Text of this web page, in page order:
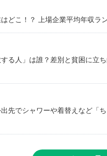
どこ！？ 上場企業平均年収ラ
る人」は誰？差別と貧困に立
出先でシャワーや着替えなど「